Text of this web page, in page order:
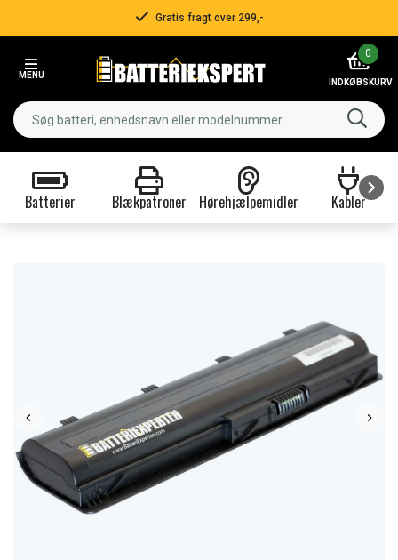
Gratis fragt over 299,-
MENU
0
INDKØBSKURV
Batterier Blækpatroner Hørehjælpemidler Kabler